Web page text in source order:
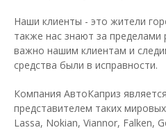
Наши клиенты - это жители
также нас знают за
важно нашим клиентам и
средства были в исправности.
Компания АвтоКаприз
представителем таких
Lassa, Nokian, Viannor, Falken,